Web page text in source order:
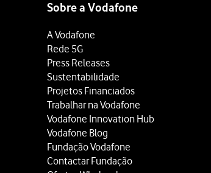
Sobre a Vodafone
A Vodafone
Rede 5G
Press Releases
Sustentabilidade
Projetos Financiados
Trabalhar na Vodafone
Vodafone Innovation Hub
Vodafone Blog
Fundação Vodafone
Contactar Fundação